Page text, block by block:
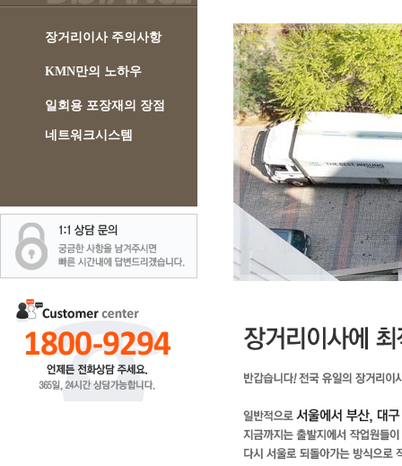
장거리이사 주의사항
KMN만의 노하우
일회용 포장재의 장점
네트워크시스템